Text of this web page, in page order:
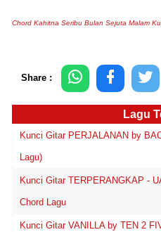
Chord Kahitna Seribu Bulan Sejuta Malam
Share :
Lagu
Kunci Gitar PERJALANAN by
Lagu)
Kunci Gitar TERPERANGKAP -
Chord Lagu
Kunci Gitar VANILLA by TEN 2